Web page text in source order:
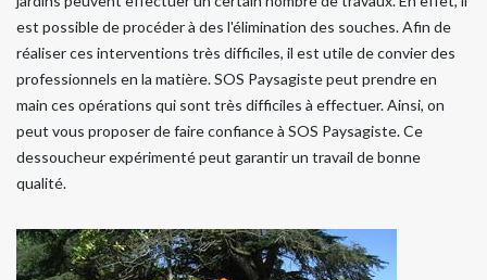
est possible de procéder à des l'élimination des souches. Afin de
réaliser ces interventions très difficiles, il est utile de convier des
professionnels en la matière. SOS Paysagiste peut prendre en
main ces opérations qui sont très difficiles à effectuer. Ainsi, on
peut vous proposer de faire confiance à SOS Paysagiste. Ce
dessoucheur expérimenté peut garantir un travail de bonne
qualité.